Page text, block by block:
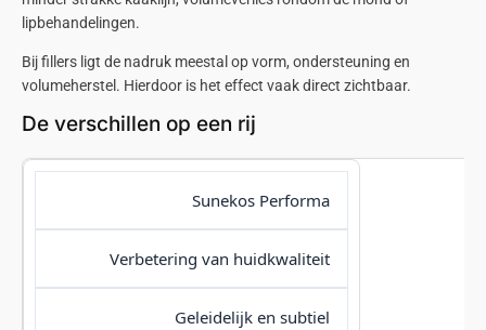
lipbehandelingen.
Bijfillers ligt de nadruk meestal op vorm, ondersteuning en
volumeherstel. Hierdoor is het effect vaak direct zichtbaar.
De verschillen op een rij
Sunekos Performa
Verbetering van huidkwaliteit
Geleidelijk en subtiel